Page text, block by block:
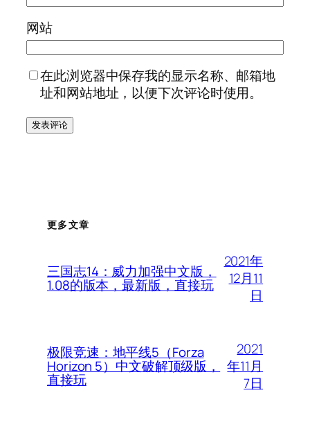
网站
在此浏览器中保存我的显示名称、邮箱地
址和网站地址，以便下次评论时使用。
更多文章
三国志14：威力加强中文版，
1.08的版本，最新版，直接玩
2021年
12月11
日
极限竞速：地平线5（Forza
Horizon 5）中文破解顶级版，
直接玩
2021
年11月
7日